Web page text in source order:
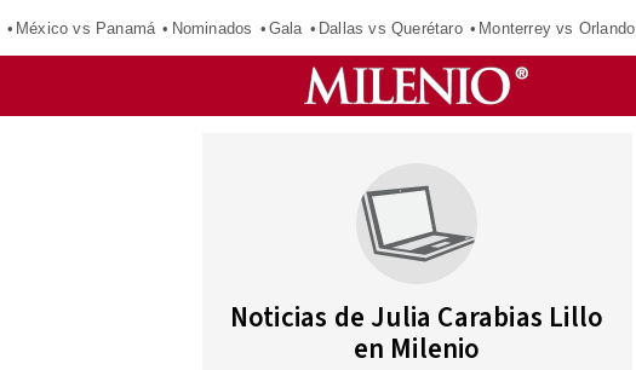
México vs Panamá Nominados Gala Dallas vs Querétaro Monterrey vs Orlando
Noticias de Julia Carabias Lillo
en Milenio